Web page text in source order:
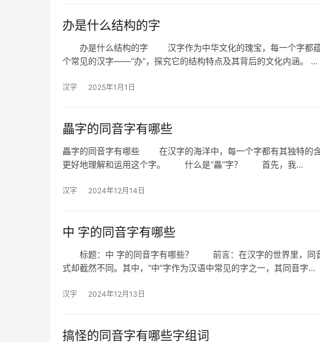
办是什么结构的字
办是什么结构的字 汉字作为中华文化的瑰宝，每一个字都蕴
个常见的汉字——“办”，探究它的结构特点及其背后的文化内涵。 …
汉字 2025年1月1日
畾字的同音字有哪些
畾字的同音字有哪些 在汉字的海洋中，每一个字都有其独特的含
更好地理解和运用这个字。 什么是“畾”字？ 首先，我…
汉字 2024年12月14日
中 字的同音字有哪些
标题：中 字的同音字有哪些？ 前言：在汉字的世界里，同音
式却截然不同。其中，“中”字作为汉语中常见的字之一，其同音字…
汉字 2024年12月13日
搞怪的同音字有哪些字组词